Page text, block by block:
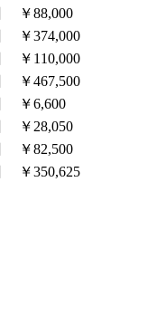
￥88,000
￥374,000
￥110,000
￥467,500
￥6,600
￥28,050
￥82,500
￥350,625